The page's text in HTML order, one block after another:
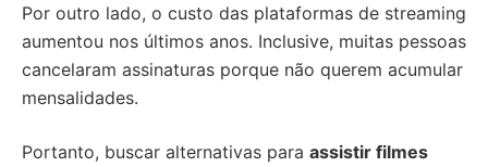
Por outro lado, o custo das plataformas de streaming
aumentou nos últimos anos. Inclusive, muitas pessoas
cancelaram assinaturas porque não querem acumular
mensalidades.
Portanto, buscar alternativas para assistir filmes